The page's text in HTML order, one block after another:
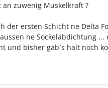
zuwenig Muskelkraft ?
der ersten Schicht ne Delta
ne Sockelabdichtung
und bisher gab´s halt noch